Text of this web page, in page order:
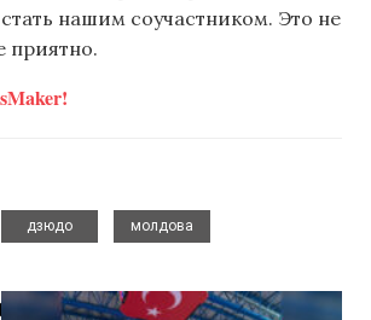
нашим соучастником. Это не
приятно.
дзюдо
молдова